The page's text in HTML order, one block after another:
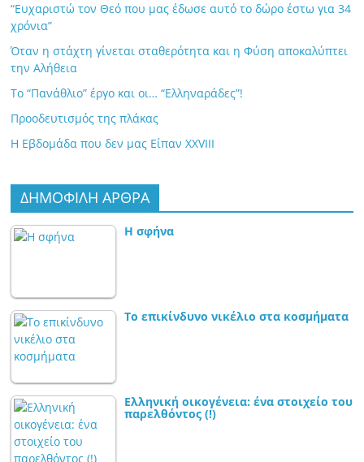
“Ευχαριστώ τον Θεό που μας έδωσε αυτό το δώρο έστω για 34
χρόνια”
Όταν η στάχτη γίνεται σταθερότητα και η Φύση αποκαλύπτει
την Αλήθεια
Το “Πανάθλιο” έργο και οι… “Ελληναράδες”!
Προοδευτισμός της πλάκας
Η Εβδομάδα που δεν μας Είπαν XXVIII
ΔΗΜΟΦΙΛΗ ΑΡΘΡΑ
Η σφήνα
Το επικίνδυνο νικέλιο στα κοσμήματα
Ελληνική οικογένεια: ένα στοιχείο του
παρελθόντος (!)